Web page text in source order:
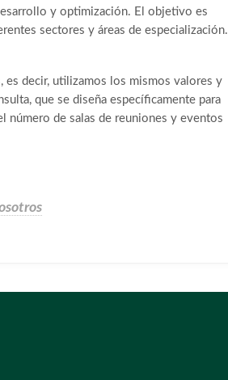
y optimización. El objetivo es
sectores y áreas de especialización.
es decir, utilizamos los mismos valores y
que se diseña específicamente para
número de salas de reuniones y eventos